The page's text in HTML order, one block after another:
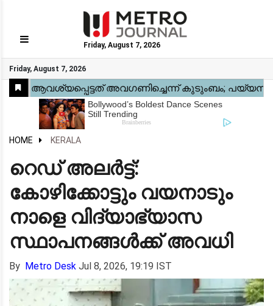
Friday, August 7, 2026
Friday, August 7, 2026
GO
Home
Kerala
National
Gulf
World
Sports
Movies
Health
Automobile
Travel
Education
Novel
Business
Technology
Webstory
HOME KERALA
റെഡ് അലർട്ട്:
കോഴിക്കോട്ടും വയനാടും
നാളെ വിദ്യാഭ്യാസ
സ്ഥാപനങ്ങൾക്ക് അവധി
By Metro Desk Jul 8, 2026, 19:19 IST